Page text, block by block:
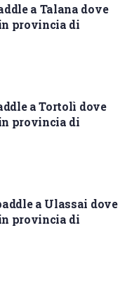
a Talana dove
provincia di
a Tortolì dove
provincia di
a Ulassai dove
provincia di